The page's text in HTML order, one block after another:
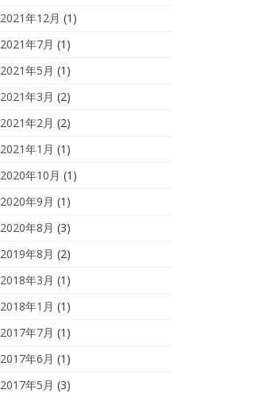
2021年12月 (1)
2021年7月 (1)
2021年5月 (1)
2021年3月 (2)
2021年2月 (2)
2021年1月 (1)
2020年10月 (1)
2020年9月 (1)
2020年8月 (3)
2019年8月 (2)
2018年3月 (1)
2018年1月 (1)
2017年7月 (1)
2017年6月 (1)
2017年5月 (3)